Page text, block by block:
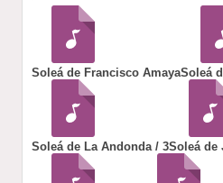
Soleá de Francisco AmayaSoleá
Soleá de La Andonda / 3Soleá de